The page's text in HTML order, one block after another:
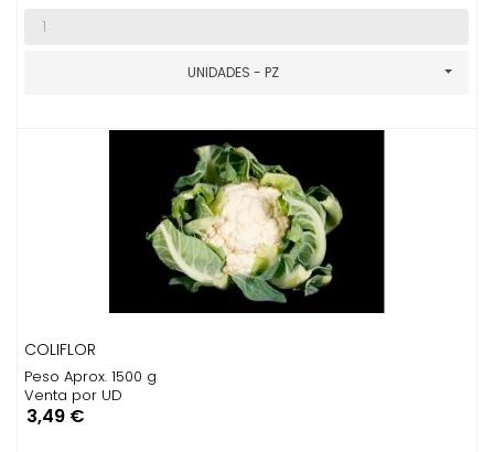
UNIDADES - PZ
COLIFLOR
Peso Aprox. 1500 g
Venta por UD
Precio
3,49 €